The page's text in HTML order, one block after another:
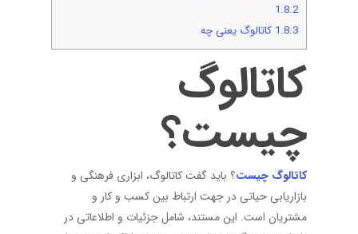
1.8.2
1.8.3 کاتالوگ یعنی چه
کاتالوگ
چیست؟
کاتالوگ چیست؟ باید گفت کاتالوگ، ابزاری فرهنگی و
بازاریابی حیاتی در جهت ارتباط بین کسب و کار و
مشتریان است. این مستند، شامل جزئیات و اطلاعاتی در